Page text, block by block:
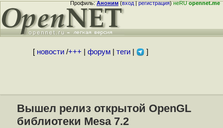
Профиль:Аноним(вход|регистрация)неRUopennet.me
[ новости/+++ форум| теги| ]
Вышел релиз открытой OpenGL
библиотеки Mesa 7.2